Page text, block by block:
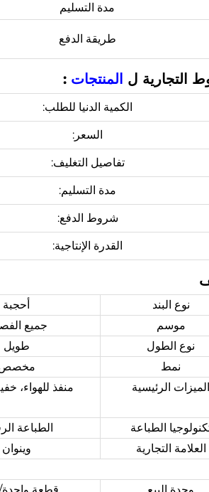
مدة التسليم
طريقة الدفع
التجارية ل المنتجات :
الكمية الدنيا للطلب:
السعر:
تفاصيل التغليف:
مدة التسليم:
شروط الدفع:
القدرة الإنتاجية:
نوع البند أحجبة
موسم
جميع
نوع الطول
طويل
نمط
الميزات الرئيسية
منفذ للهواء،
الطباعة
الطباعة
العلامة التجارية
وينوان